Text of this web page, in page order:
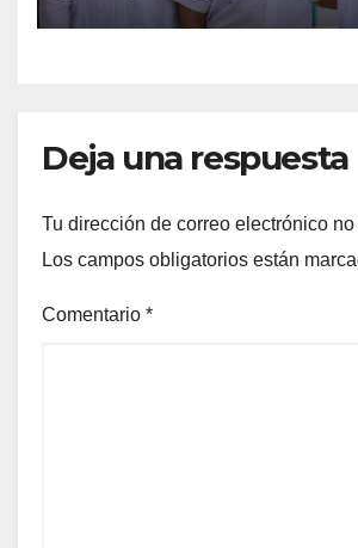
Deja una respuesta
Tu dirección de correo electrónico
Los campos obligatorios están
Comentario *